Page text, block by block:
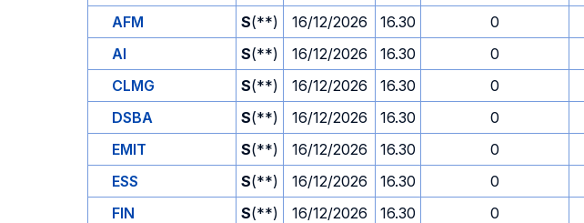
AFM
S(**) 16/12/2026 16.30 0
AI
S(**) 16/12/2026 16.30 0
CLMG
S(**) 16/12/2026 16.30 0
DSBA
S(**) 16/12/2026 16.30 0
EMIT
S(**) 16/12/2026 16.30 0
ESS
S(**) 16/12/2026 16.30 0
FIN
S(**) 16/12/2026 16.30 0